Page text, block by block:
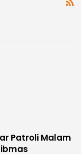
Patroli Malam